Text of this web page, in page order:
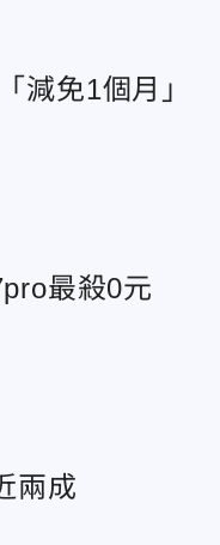
減免1個月」
最殺0元
兩成